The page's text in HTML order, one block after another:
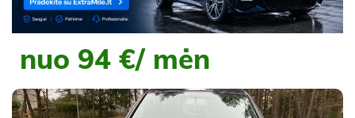
nuo 94 €/ mėn